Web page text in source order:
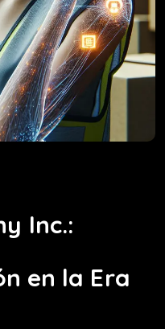
Inc.:
en la Era